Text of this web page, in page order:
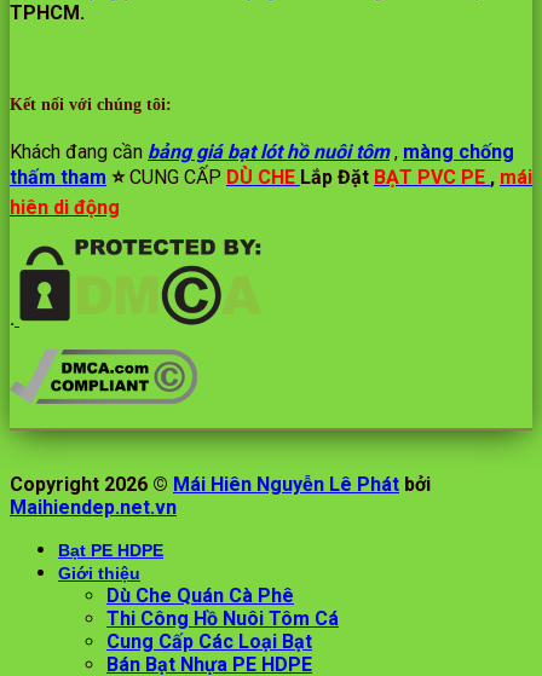
TPHCM.
Kết nối với chúng tôi:
Khách đang cần bảng giá bạt lót hồ nuôi tôm, màng chống
thấm tham ⭐️CUNG CẤP DÙ CHE Lắp Đặt BẠT PVC PE , mái
hiên di động
.
Copyright 2026 © Mái Hiên Nguyễn Lê Phát bởi
Maihiendep.net.vn
Bạt PE HDPE
Giới thiệu
Dù Che Quán Cà Phê
Thi Công Hồ Nuôi Tôm Cá
Cung Cấp Các Loại Bạt
Bán Bạt Nhựa PE HDPE